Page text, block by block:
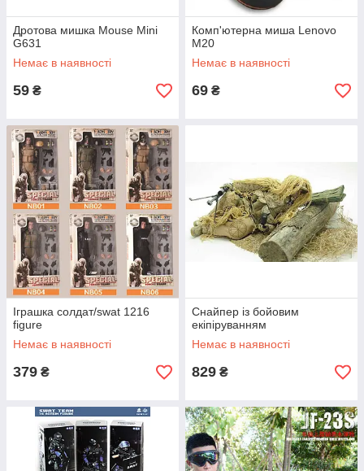
Дротова мишка Mouse Mini
G631
Немає в наявності
59 ₴
Комп'ютерна миша Lenovo
M20
Немає в наявності
69 ₴
Іграшка солдат/swat 1216
figure
Немає в наявності
379 ₴
Снайпер із бойовим
екіпіруванням
Немає в наявності
829 ₴